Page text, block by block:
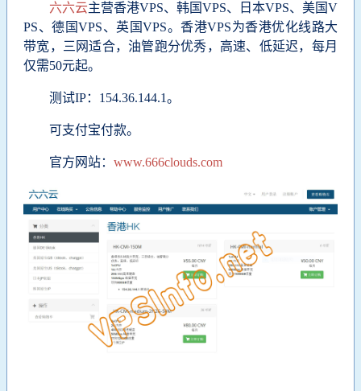
六六云主营香港VPS、韩国VPS、日本VPS、美国V
PS、德国VPS、英国VPS。香港VPS为香港优化线路大
带宽，三网适合，油管跑分优秀，高速、低延迟， 每月
仅需50元起。
测试IP： 154.36.144.1。
可支付宝付款。
官方网站： www.666clouds.com